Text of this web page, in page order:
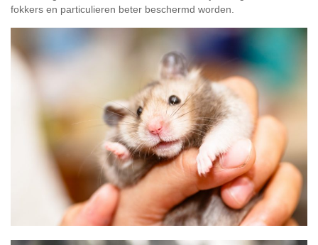
fokkers en particulieren beter beschermd worden.